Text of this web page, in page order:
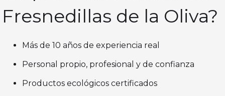
Fresnedillas de la Oliva?
Más de 10 años de experiencia real
Personal propio, profesional y de confianza
Productos ecológicos certificados